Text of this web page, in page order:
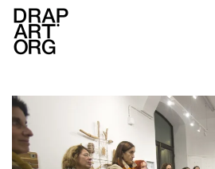
Ir al contenido principal